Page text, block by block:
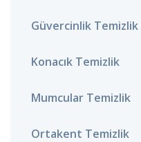
Güvercinlik Temizlik
Konacık Temizlik
Mumcular Temizlik
Ortakent Temizlik